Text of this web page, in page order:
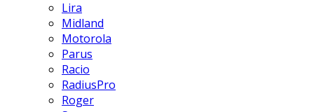
Lira
Midland
Motorola
Parus
Racio
RadiusPro
Roger